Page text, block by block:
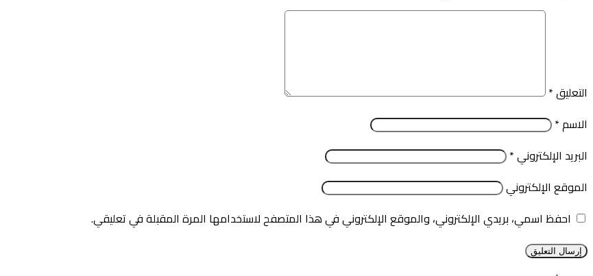
التعليق*
الاسم*
البريد الإلكتروني*
الموقع الإلكتروني
احفظ اسمي، بريدي الإلكتروني، والموقع الإلكتروني في هذا المتصفح لاستخدامها المرة المقبلة في تعليقي.